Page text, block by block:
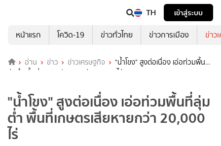
TH
เข้าสู่ระบบ
หน้าแรก
โควิด-19 ข่าวทั่วไทย ข่าวการเมือง ข่าว
อ่าน ข่าว ข่าวเศรษฐกิจ
"น้ำโขง" สูงต่อเนื่อง เอ่อท่วมพื้นที่
ลุ่มต่ำ พื้นที่เกษตรเสียหายกว่า 20,000 ไร่
"น้ำโขง" สูงต่อเนื่อง เอ่อท่วมพื้นที่ลุ่ม
ต่ำ พื้นที่เกษตรเสียหายกว่า 20,000
ไร่